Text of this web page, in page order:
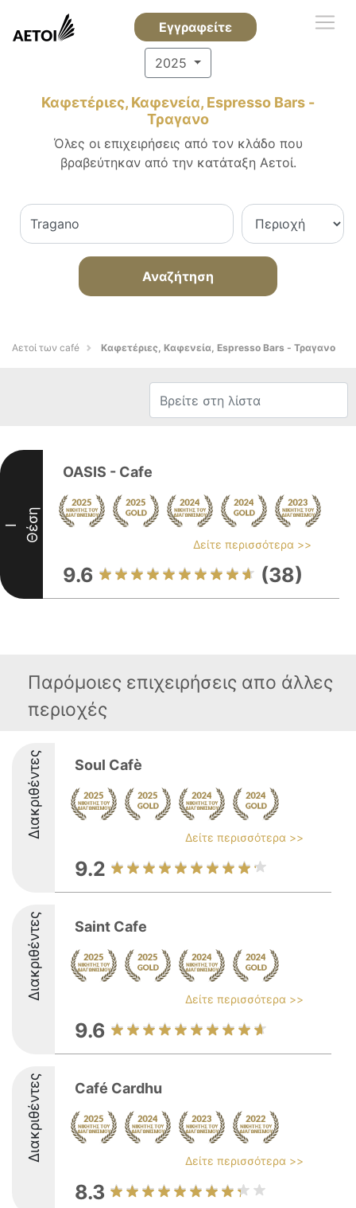
Εγγραφείτε
2025
Καφετέριες, Καφενεία, Espresso Bars -
Τραγανο
Όλες οι επιχειρήσεις από τον κλάδο που
βραβεύτηκαν από την κατάταξη Αετοί.
Αναζήτηση
Αετοί των café Καφετέριες, Καφενεία, Espresso Bars - Τραγανο
I Θέση
OASIS - Cafe
Δείτε περισσότερα >>
9.6 (38)
Παρόμοιες επιχειρήσεις απο άλλες
περιοχές
Διακριθέντες Soul Cafè
Δείτε περισσότερα >>
9.2
Διακριθέντες Saint Cafe
Δείτε περισσότερα >>
9.6
Διακριθέντες Café Cardhu
Δείτε περισσότερα >>
8.3